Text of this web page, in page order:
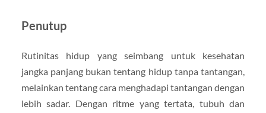
Penutup
Rutinitas hidup yang seimbang untuk kesehatan
jangka panjang bukan tentang hidup tanpa tantangan,
melainkan tentang cara menghadapi tantangan dengan
lebih sadar. Dengan ritme yang tertata, tubuh dan